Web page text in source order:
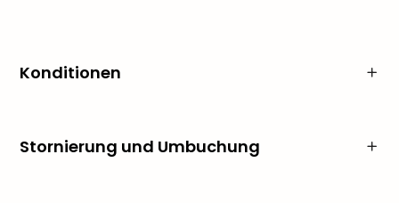
Konditionen
Stornierung und Umbuchung